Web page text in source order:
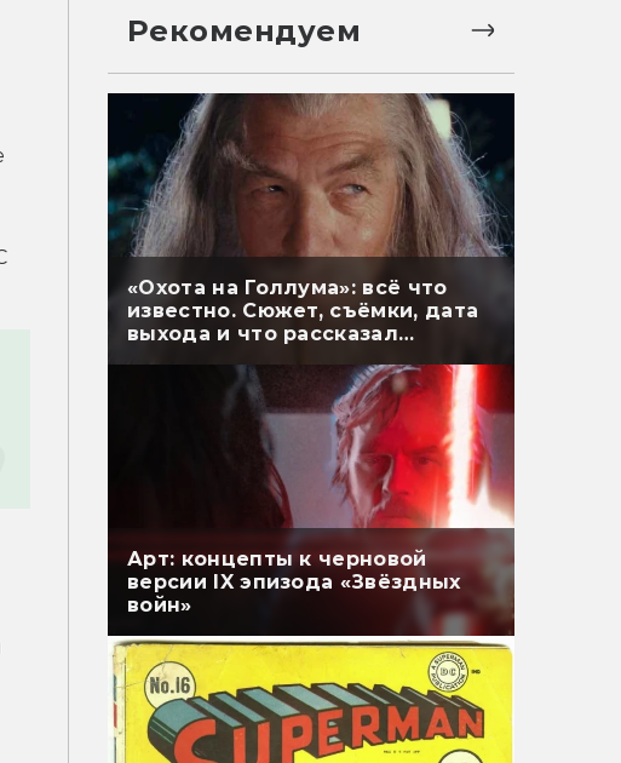
Рекомендуем
«Охота на Голлума»: всё что
известно. Сюжет, съёмки, дата
выхода и что рассказал
Арт: концепты к черновой
версии IX эпизода «Звёздных
войн»